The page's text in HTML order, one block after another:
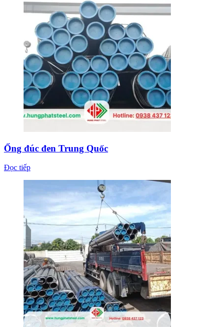
Ống đúc đen Trung Quốc
Đọc tiếp